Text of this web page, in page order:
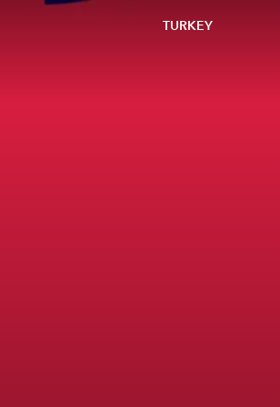
TURKEY